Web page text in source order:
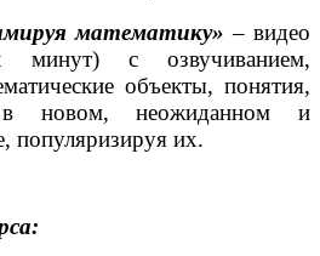
математику» – видео
с озвучиванием,
объекты, понятия,
неожиданном и
популяризируя их.